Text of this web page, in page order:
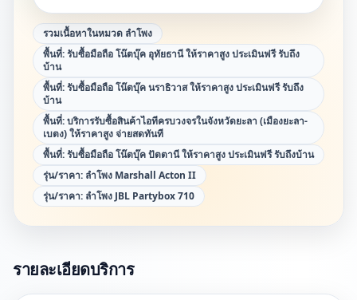
รวมเนื้อหาในหมวด ลำโพง
พื้นที่:รับซื้อมือถือ โน๊ตบุ๊ค อุทัยธานี ให้ราคาสูง ประเมินฟรี รับถึง
บ้าน
พื้นที่:รับซื้อมือถือ โน๊ตบุ๊ค นราธิวาส ให้ราคาสูง ประเมินฟรี รับถึง
บ้าน
พื้นที่:บริการรับซื้อสินค้าไอทีครบวงจรในจังหวัดยะลา (เมืองยะลา-
เบตง) ให้ราคาสูง จ่ายสดทันที
พื้นที่:รับซื้อมือถือ โน๊ตบุ๊ค ปัตตานี ให้ราคาสูง ประเมินฟรี รับถึงบ้าน
รุ่น/ราคา: ลำโพง Marshall Acton II
รุ่น/ราคา: ลำโพง JBL Partybox 710
รายละเอียดบริการ